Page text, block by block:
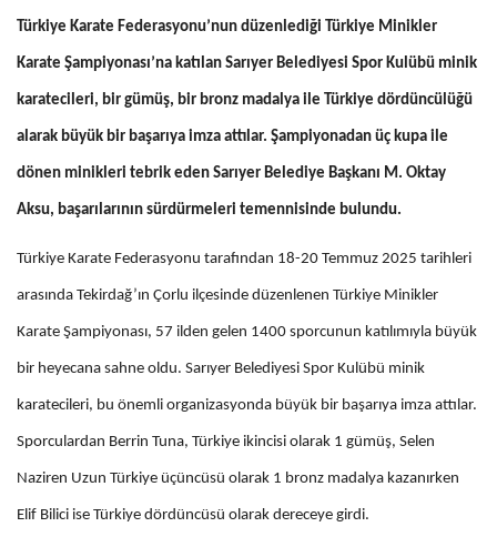
Türkiye Karate Federasyonu’nun düzenlediği Türkiye Minikler
Karate Şampiyonası’na katılan Sarıyer Belediyesi Spor Kulübü minik
karatecileri, bir gümüş, bir bronz madalya ile Türkiye dördüncülüğü
alarak büyük bir başarıya imza attılar. Şampiyonadan üç kupa ile
dönen minikleri tebrik eden Sarıyer Belediye Başkanı M. Oktay
Aksu, başarılarının sürdürmeleri temennisinde bulundu.
Türkiye Karate Federasyonu tarafından 18-20 Temmuz 2025 tarihleri
arasında Tekirdağ’ın Çorlu ilçesinde düzenlenen Türkiye Minikler
Karate Şampiyonası, 57 ilden gelen 1400 sporcunun katılımıyla büyük
bir heyecana sahne oldu. Sarıyer Belediyesi Spor Kulübü minik
karatecileri, bu önemli organizasyonda büyük bir başarıya imza attılar.
Sporculardan Berrin Tuna, Türkiye ikincisi olarak 1 gümüş, Selen
Naziren Uzun Türkiye üçüncüsü olarak 1 bronz madalya kazanırken
Elif Bilici ise Türkiye dördüncüsü olarak dereceye girdi.